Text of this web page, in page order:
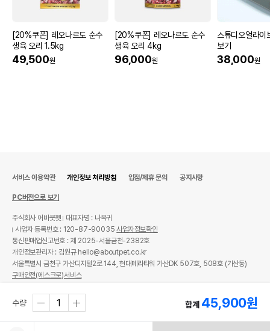
[20%쿠폰] 레오나르도 순수
생육 오리 1.5kg
49,500원
[20%쿠폰] 레오나르도 순수
생육 오리 4kg
96,000원
스튜디오얼라이
보기
38,000원
수량 합계 45,900원
서비스 이용약관 개인정보 처리방침 입점/제휴 문의 공지사항
PC버전으로 보기
주식회사 어바웃펫
대표자명 : 나옥귀
사업자 등록번호 : 120-87-90035사업자정보확인
통신판매업신고번호 : 제 2025-서울금천-2382호
개인정보관리자 : 김원규 hello@aboutpet.co.kr
서울특별시 금천구 가산디지털2로 144, 현대테라타워 가산DK 507호, 508호 (가산동)
구매안전(에스크로)서비스